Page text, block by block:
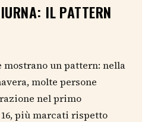
IL PATTERN
un pattern: nella
molte persone
nel primo
più marcati rispetto